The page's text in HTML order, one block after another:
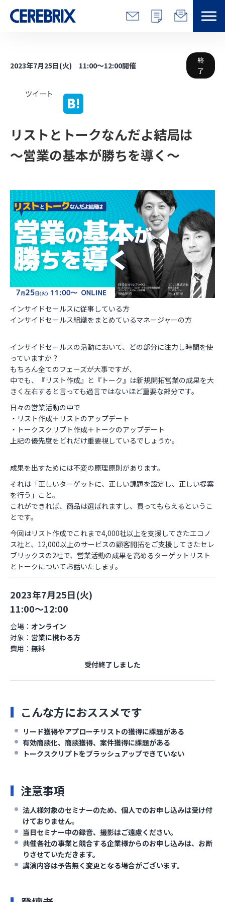
事例
コラム/営総研
セミナー
会社情報
お役立ち資料
2023年7月25日(火) 11:00～12:00開催
終
了
ツイート
リストとトークなんだよ結局は
～営業の基本が勝ちを導く～
インサイドセールスに従事している方
インサイドセールス組織をまとめているマネージャーの方
インサイドセールスの活動において、どの部分に注力し時間を使
っていますか？
もちろん全てのフェーズが大事ですが、
中でも、『リスト作成』と『トーク』は新規開拓営業の成果を大
きく左右すると言っても過言ではないほど重要な部分です。
日々の営業活動の中で
・リスト作成＋リストのアップデート
・トークスクリプト作成＋トークのアップデート
上記の優先度をどれだけ重要視しているでしょうか。
成果を出すためには不変の原理原則があります。
それは「正しいターゲットに、正しい課題を設定し、正しい提案
を行う」こと。
これができれば、商品は選ばれますし、買ってもらえるというこ
とです。
今回はリスト作成でこれまで4,000社以上を支援してきたエコノ
ス社と、12,000以上のサービスの顧客開拓をご支援してきたセレ
ブリックスの2社で、営業活動の成果を高めるターゲットリスト
とトークについてお話いたします。
2023年7月25日(火)
11:00～12:00
会場： オンライン
対象： 営業に携わる方
費用： 無料
受付終了しました
こんな方におススメです
リード獲得やアプローチリストの獲得に課題がある
有効商談化、商談獲得、案件獲得に課題がある
トークスクリプトをブラッシュアップできていない
注意事項
法人様対象のセミナーのため、個人でのお申し込みは受け付
けておりません。
当日セミナー中の録音、撮影はご遠慮ください。
共催各社の事業と競合する企業様からのお申し込みは、お断
りさせていただきます。
講演内容は予告無く変更となる場合がございます。